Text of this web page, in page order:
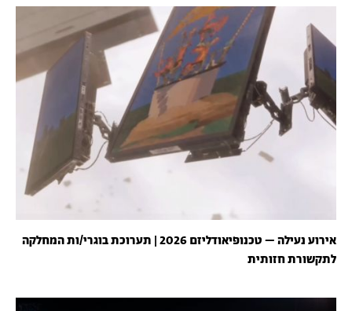
אירוע נעילה – טכנופיאודליזם 2026 | תערוכת בוגרי/ות המחלקה
לתקשורת חזותית